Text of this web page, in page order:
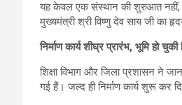
यह केवल एक संस्थान की शुरुआत नहीं,
मुख्यमंत्री श्री विष्णु देव साय जी का
निर्माण कार्य शीघ्र प्रारंभ, भूमि हो चुकी
शिक्षा विभाग और जिला प्रशासन ने
गई हैं। जल्द ही निर्माण कार्य शुरू कर